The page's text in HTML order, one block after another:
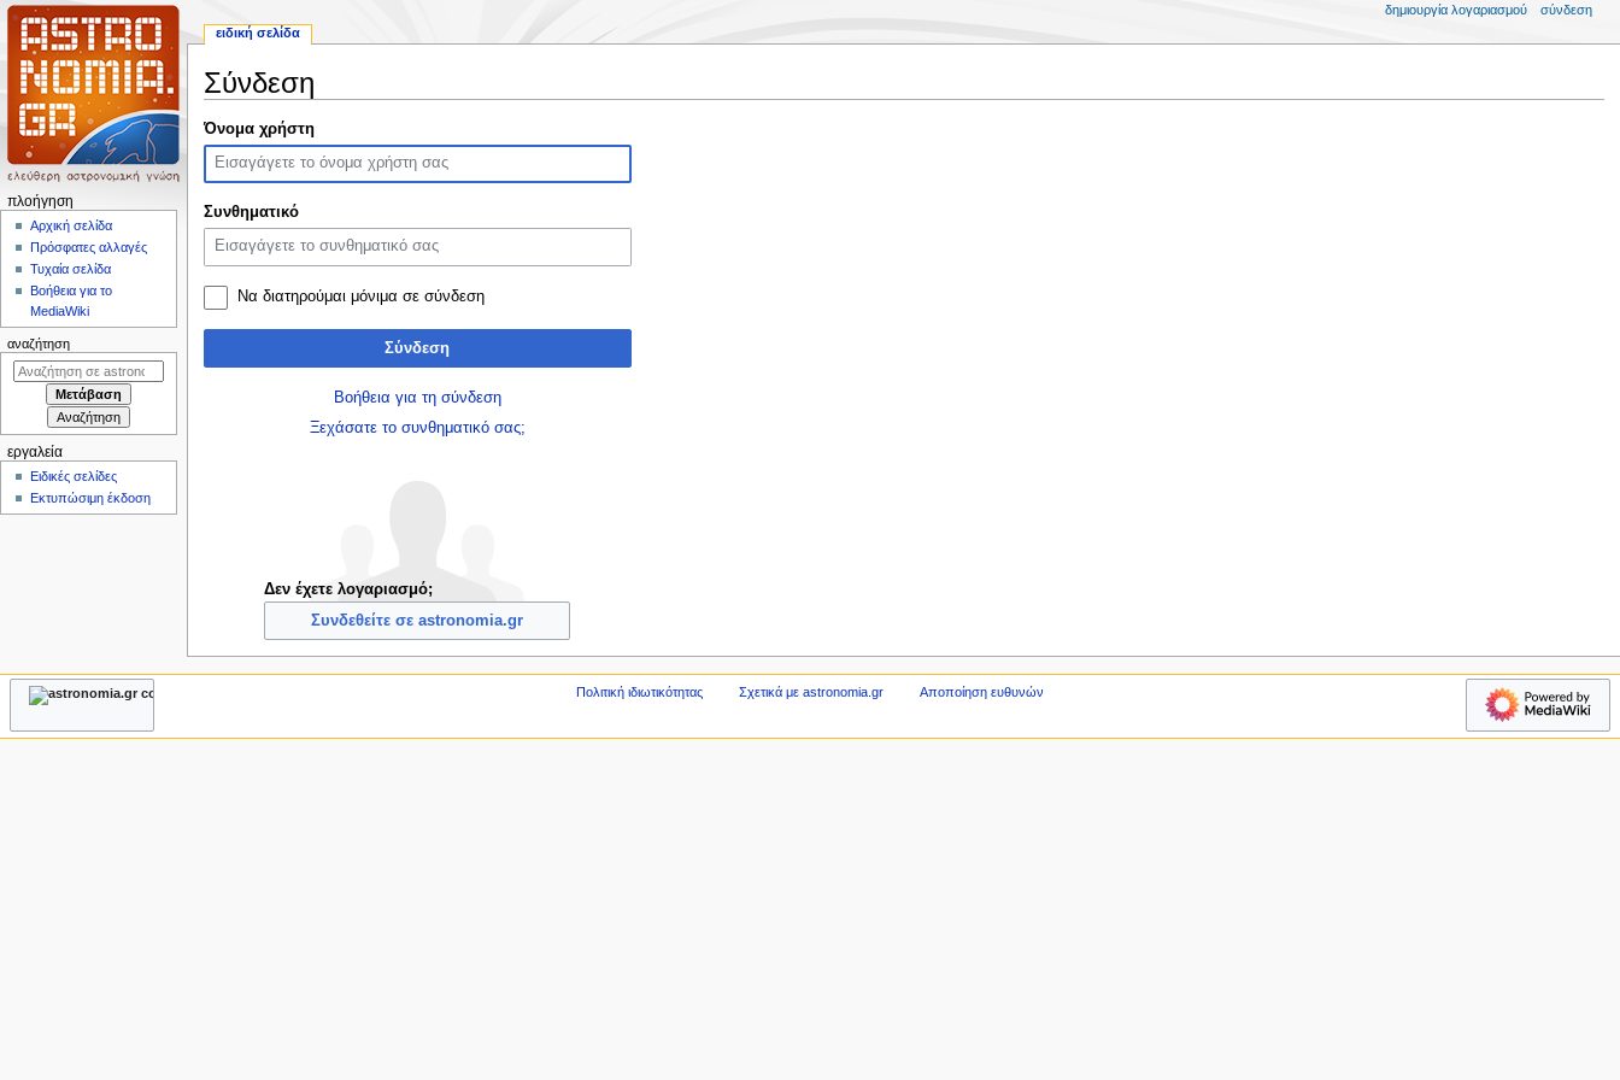
Σύνδεση
Πήδηση
στην
πλοήγηση
Πήδηση
στην
αναζήτηση
Όνομα χρήστη
Συνθηματικό
Να διατηρούμαι μόνιμα σε σύνδεση
Σύνδεση
Βοήθεια για τη σύνδεση
Ξεχάσατε το συνθηματικό σας;
Δεν έχετε λογαριασμό;
Συνδεθείτε σε astronomia.gr
Μ
π
γ
η
η
ειδική σελίδα
δημιουργία λογαριασμού σύνδεση
πλοήγηση
Αρχική σελίδα
Πρόσφατες αλλαγές
Τυχαία σελίδα
Βοήθεια για το
MediaWiki
αναζήτηση
εργαλεία
Ειδικές σελίδες
Εκτυπώσιμη έκδοση
Πολιτική ιδιωτικότητας Σχετικά με astronomia.gr Αποποίηση ευθυνών